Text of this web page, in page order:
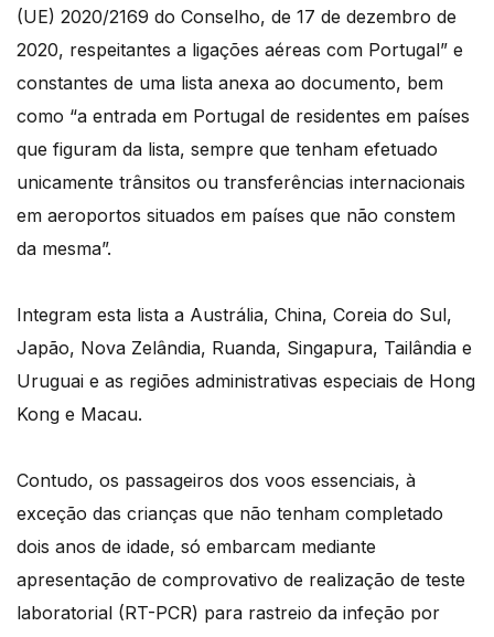
(UE) 2020/2169 do Conselho, de 17 de dezembro de
2020, respeitantes a ligações aéreas com Portugal” e
constantes de uma lista anexa ao documento, bem
como “a entrada em Portugal de residentes em países
que figuram da lista, sempre que tenham efetuado
unicamente trânsitos ou transferências internacionais
em aeroportos situados em países que não constem
da mesma”.
Integram esta lista a Austrália, China, Coreia do Sul,
Japão, Nova Zelândia, Ruanda, Singapura, Tailândia e
Uruguai e as regiões administrativas especiais de Hong
Kong e Macau.
Contudo, os passageiros dos voos essenciais, à
exceção das crianças que não tenham completado
dois anos de idade, só embarcam mediante
apresentação de comprovativo de realização de teste
laboratorial (RT-PCR) para rastreio da infeção por